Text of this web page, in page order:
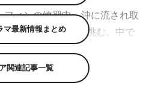
ィンの練習中、沖に流され取
救出に3人の巡査が挑む。中で
れ狂う海へ果敢に飛び込む男性
つもとは違った勇姿を披露す
マ最新情報まとめ
関連記事一覧